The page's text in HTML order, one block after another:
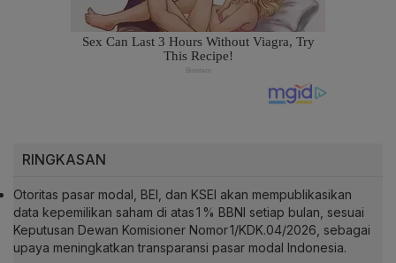
RINGKASAN
Otoritas pasar modal, BEI, dan KSEI akan mempublikasikan
data kepemilikan saham di atas 1 % BBNI setiap bulan, sesuai
Keputusan Dewan Komisioner Nomor 1/KDK.04/2026, sebagai
upaya meningkatkan transparansi pasar modal Indonesia.